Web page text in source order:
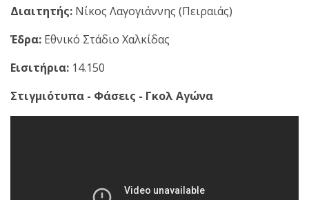
Διαιτητής: Νίκος Λαγογιάννης (Πειραιάς)
Έδρα: Εθνικό Στάδιο Χαλκίδας
Εισιτήρια: 14.150
Στιγμιότυπα - Φάσεις - Γκολ Αγώνα